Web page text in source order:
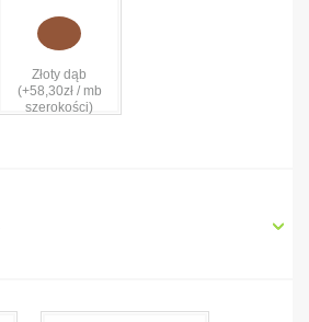
Złoty dąb
(+58,30zł / mb
szerokości)